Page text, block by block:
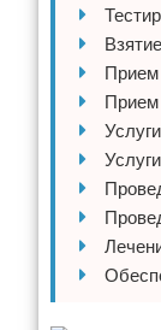
Прием
Прием